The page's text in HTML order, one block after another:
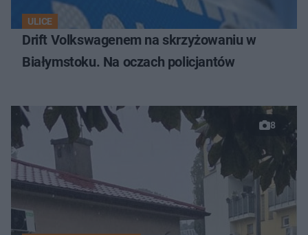
ULICE
Drift Volkswagenem na skrzyżowaniu w
Białymstoku. Na oczach policjantów
8